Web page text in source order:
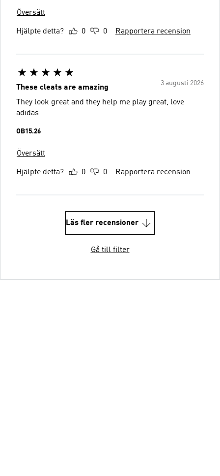
Översätt
Hjälpte detta? 0 0 Rapportera recension
3 augusti 2026
These cleats are amazing
They look great and they help me play great, love
adidas
OB15.26
Översätt
Hjälpte detta? 0 0 Rapportera recension
Läs fler recensioner
Gå till filter